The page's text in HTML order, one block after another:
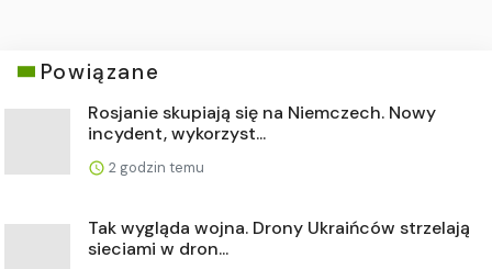
Powiązane
Rosjanie skupiają się na Niemczech. Nowy
incydent, wykorzyst...
2 godzin temu
Tak wygląda wojna. Drony Ukraińców strzelają
sieciami w dron...